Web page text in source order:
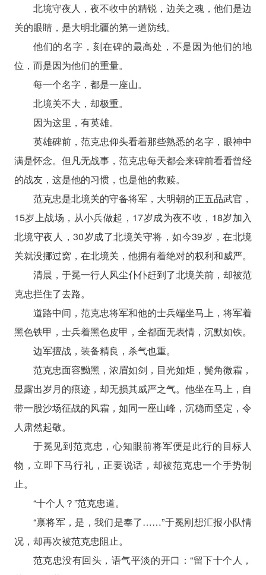
北境守夜人，夜不收中的精锐，边关之魂，他们是边
关的眼睛，是大明北疆的第一道防线。
他们的名字，刻在碑的最高处，不是因为他们的地
位，而是因为他们的重量。
每一个名字，都是一座山。
北境关不大，却极重。
因为这里，有英雄。
英雄碑前，范克忠仰头看着那些熟悉的名字，眼神中
满是怀念。但凡无战事，范克忠每天都会来碑前看看曾经
的战友，这是他的习惯，也是他的救赎。
范克忠是北境关的守备将军，大明朝的正五品武官，
15岁上战场，从小兵做起，17岁成为夜不收，18岁加入
北境守夜人，30岁成了北境关守将，如今39岁，在北境
关就没挪过窝，在北境关，他拥有着绝对的权利和威严。
清晨，于冕一行人风尘仆仆赶到了北境关前，却被范
克忠拦住了去路。
道路中间，范克忠将军和他的士兵端坐马上，将军着
黑色铁甲，士兵着黑色皮甲，全都面无表情，沉默如铁。
边军擅战，装备精良，杀气也重。
范克忠面容黝黑，浓眉如剑，目光如炬，鬓角微霜，
显露出岁月的痕迹，却无损其威严之气。他坐在马上，自
带一股沙场征战的风霜，如同一座山峰，沉稳而坚定，令
人肃然起敬。
于冕见到范克忠，心知眼前将军便是此行的目标人
物，立即下马行礼，正要说话，却被范克忠一个手势制
止。
“十个人？”范克忠道。
“禀将军，是，我们是奉了……”于冕刚想汇报小队情
况，却再次被范克忠阻止。
范克忠没有回头，语气平淡的开口：“留下十个人，